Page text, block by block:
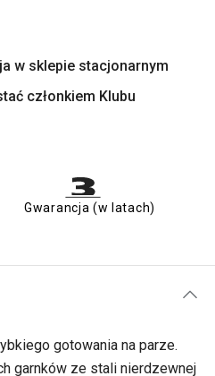
w sklepie stacjonarnym
członkiem Klubu
Gwarancja (w latach)
gotowania na parze.
garnków ze stali nierdzewnej